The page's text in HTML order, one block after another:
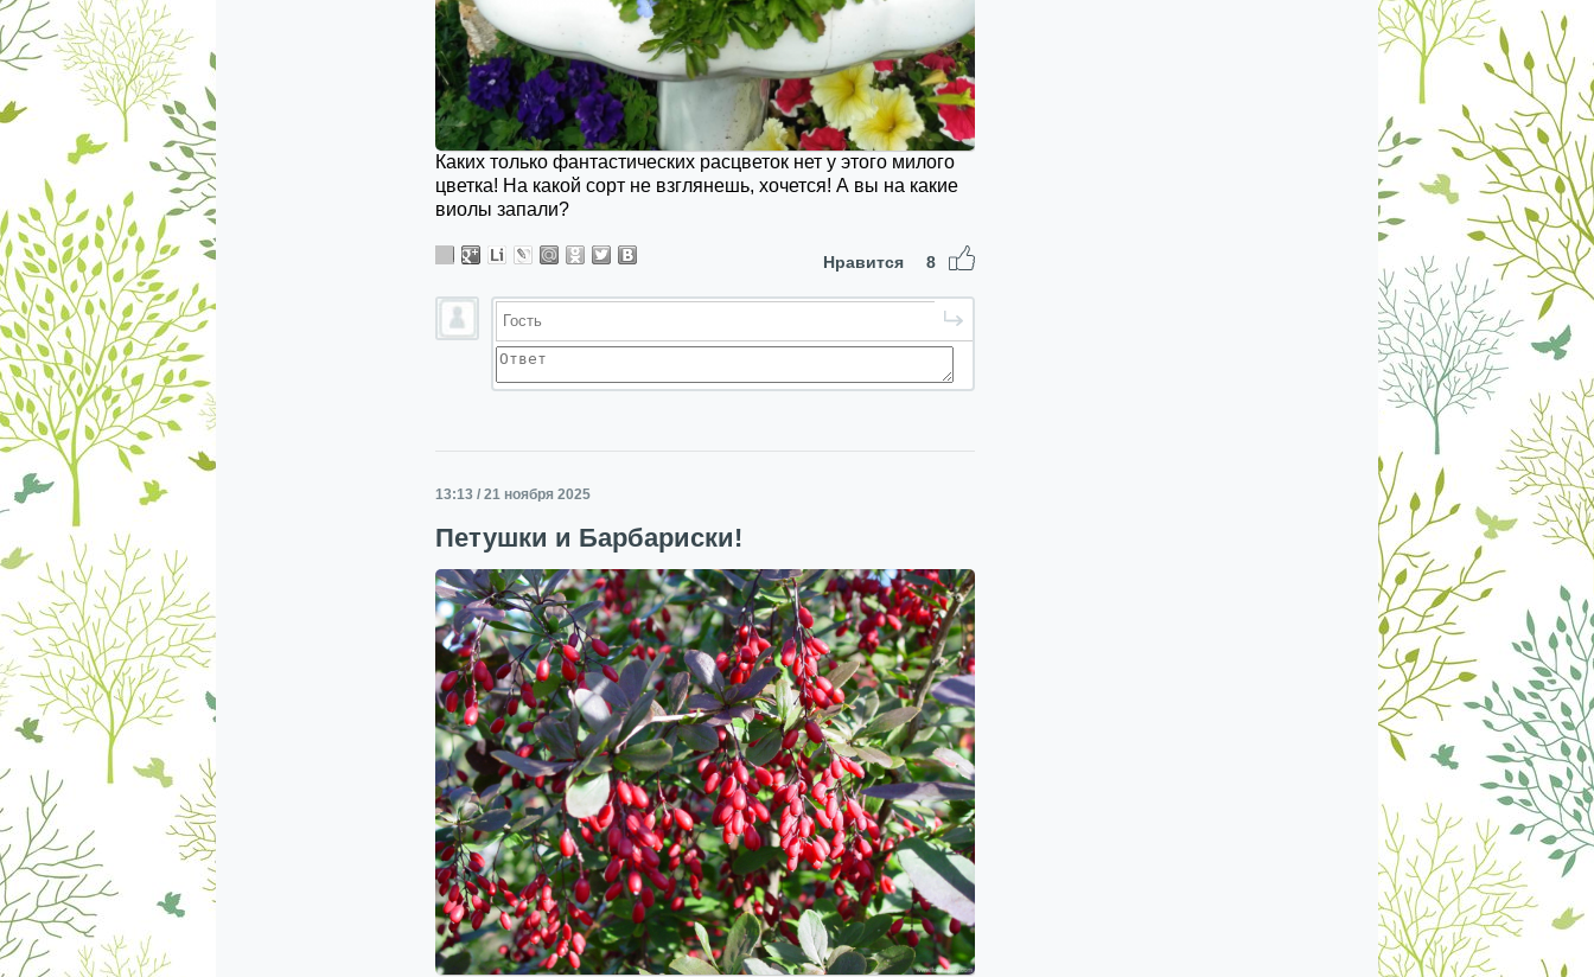
Каких только фантастических расцветок нет у этого милого
цветка! На какой сорт не взглянешь, хочется! А вы на какие
виолы запали?
Нравится 8
13:13 / 21 ноября 2025
Петушки и Барбариски!